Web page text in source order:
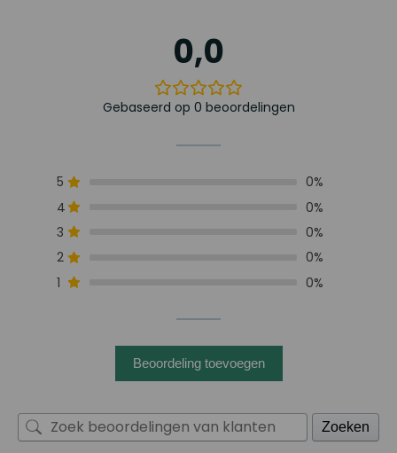
0,0
Gebaseerd op 0 beoordelingen
5
0%
4
0%
3
0%
2
0%
1
0%
Beoordeling toevoegen
Zoeken